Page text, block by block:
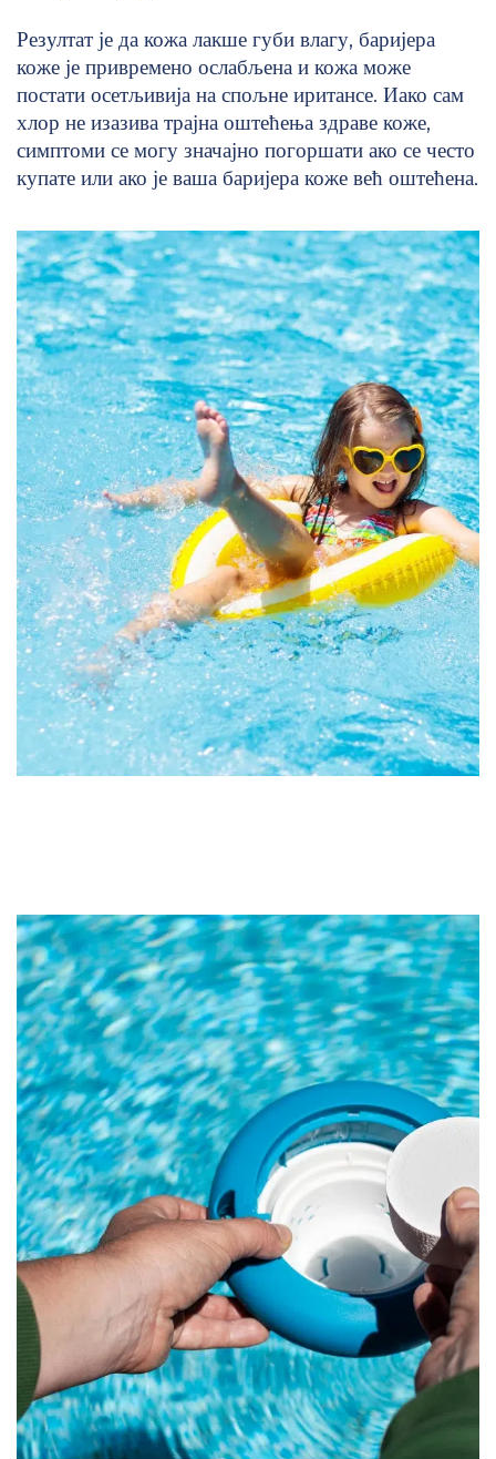
Резултат је да кожа лакше губи влагу, баријера
коже је привремено ослабљена и кожа може
постати осетљивија на спољне иритансе. Иако сам
хлор не изазива трајна оштећења здраве коже,
симптоми се могу значајно погоршати ако се често
купате или ако је ваша баријера коже већ оштећена.